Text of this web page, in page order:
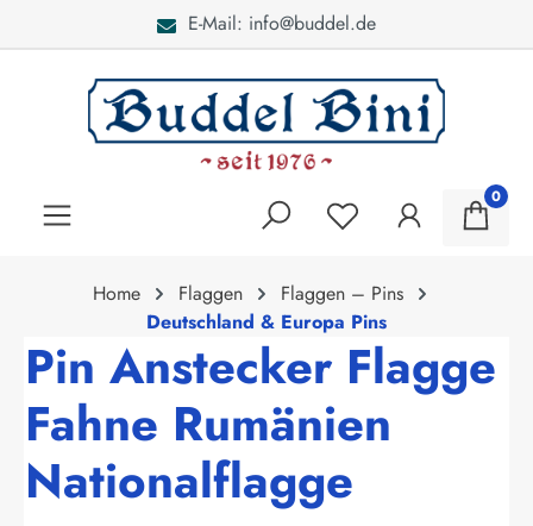
E-Mail: info@buddel.de
0
Home Flaggen
Flaggen – Pins
Deutschland & Europa Pins
Pin Anstecker Flagge
Fahne Rumänien
Nationalflagge